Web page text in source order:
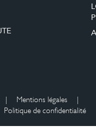
| Mentions légales
|
Politique de confidentialité